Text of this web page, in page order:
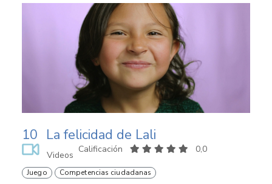
10 La felicidad de Lali
Videos
Calificación 0,0
Juego Competencias ciudadanas